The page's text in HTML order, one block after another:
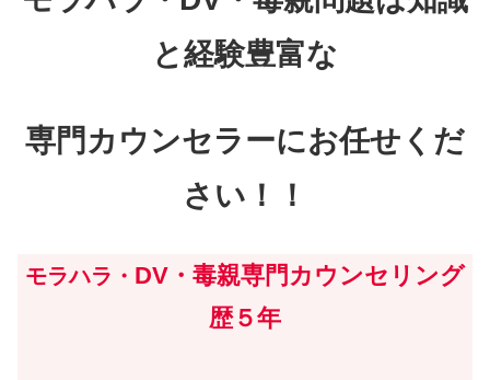
と経験豊富な
専門カウンセラーにお任せくだ
さい！！
モラハラ・ DV・毒親専門カウンセリング
歴５年